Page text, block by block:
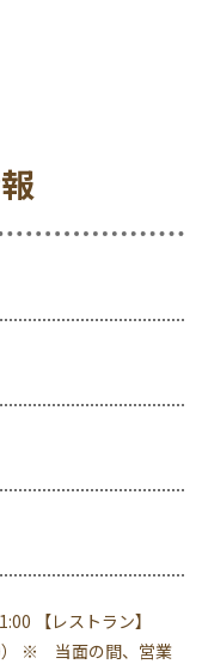
【レストラン】
） ※ 当面の間、営業